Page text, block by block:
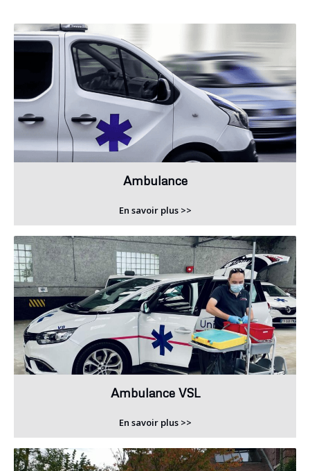
Ambulance
En savoir plus >>
Ambulance VSL
En savoir plus >>